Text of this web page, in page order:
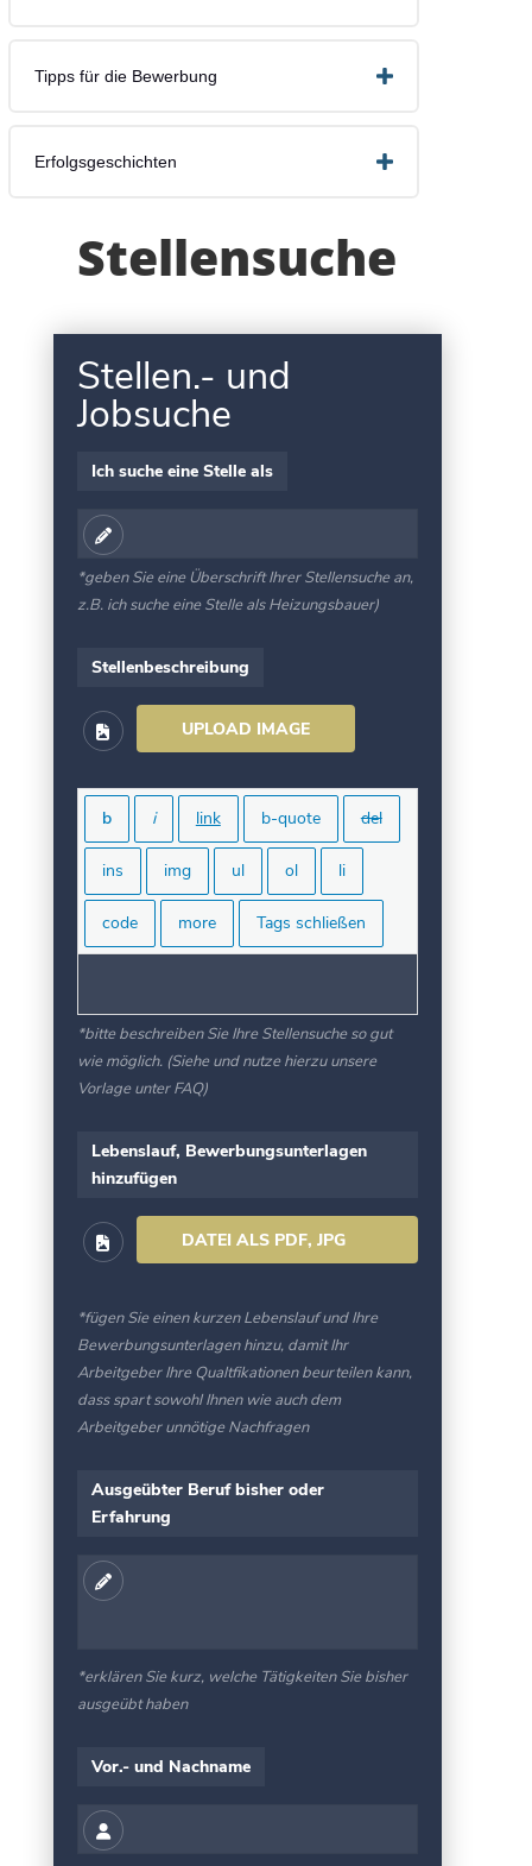
Tipps für die Bewerbung
Erfolgsgeschichten
Stellensuche
Stellen.- und
Jobsuche
Ich suche eine Stelle als
*geben Sie eine Überschrift Ihrer Stellensuche an,
z.B. ich suche eine Stelle als Heizungsbauer)
Stellenbeschreibung
UPLOAD IMAGE
*bitte beschreiben Sie Ihre Stellensuche so gut
wie möglich. (Siehe und nutze hierzu unsere
Vorlage unter FAQ)
Lebenslauf, Bewerbungsunterlagen
hinzufügen
DATEI ALS PDF, JPG
*fügen Sie einen kurzen Lebenslauf und Ihre
Bewerbungsunterlagen hinzu, damit Ihr
Arbeitgeber Ihre Qualtfikationen beurteilen kann,
dass spart sowohl Ihnen wie auch dem
Arbeitgeber unnötige Nachfragen
Ausgeübter Beruf bisher oder
Erfahrung
*erklären Sie kurz, welche Tätigkeiten Sie bisher
ausgeübt haben
Vor.- und Nachname